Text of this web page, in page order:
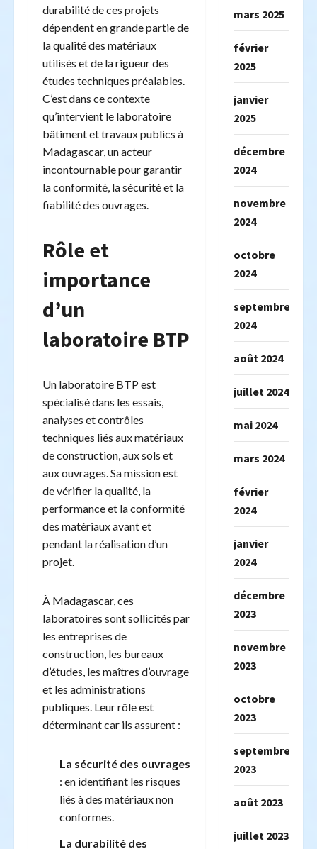
durabilité de ces projets
dépendent en grande partie de
la qualité des matériaux
utilisés et de la rigueur des
études techniques préalables.
C’est dans ce contexte
qu’intervient le laboratoire
bâtiment et travaux publics à
Madagascar, un acteur
incontournable pour garantir
la conformité, la sécurité et la
fiabilité des ouvrages.
Rôle et
importance
d’un
laboratoire BTP
Un laboratoire BTP est
spécialisé dans les essais,
analyses et contrôles
techniques liés aux matériaux
de construction, aux sols et
aux ouvrages. Sa mission est
de vérifier la qualité, la
performance et la conformité
des matériaux avant et
pendant la réalisation d’un
projet.
À Madagascar, ces
laboratoires sont sollicités par
les entreprises de
construction, les bureaux
d’études, les maîtres d’ouvrage
et les administrations
publiques. Leur rôle est
déterminant car ils assurent :
La sécurité des ouvrages
: en identifiant les risques
liés à des matériaux non
conformes.
La durabilité des
mars 2025
février
2025
janvier
2025
décembre
2024
novembre
2024
octobre
2024
septembre
2024
août 2024
juillet 2024
mai 2024
mars 2024
février
2024
janvier
2024
décembre
2023
novembre
2023
octobre
2023
septembre
2023
août 2023
juillet 2023